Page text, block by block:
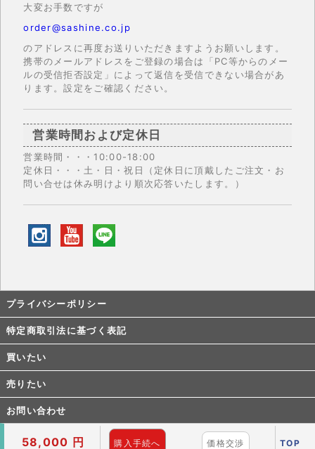
大変お手数ですが
order@sashine.co.jp
のアドレスに再度お送りいただきますようお願いします。
携帯のメールアドレスをご登録の場合は「PC等からのメー
ルの受信拒否設定」によって返信を受信できない場合があ
ります。設定をご確認ください。
営業時間および定休日
営業時間・・・10:00-18:00
定休日・・・土・日・祝日（定休日に頂戴したご注文・お
問い合せは休み明けより順次応答いたします。）
プライバシーポリシー
特定商取引法に基づく表記
買いたい
売りたい
お問い合わせ
Copyright © 1999- 2026 ANTIWATCHMAN All rights reserved.
58,000 円 購入手続へ 価格交渉 TOP